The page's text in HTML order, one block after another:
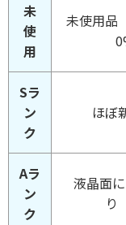
未
使
用
未使用品
Sラ
ン
ク
ほぼ
Aラ
ン
ク
液晶面
り